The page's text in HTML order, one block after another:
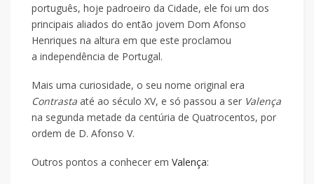
português, hoje padroeiro da Cidade, ele foi um dos
principais aliados do então jovem Dom Afonso
Henriques na altura em que este proclamou
a independência de Portugal.
Mais uma curiosidade, o seu nome original era
Contrasta até ao século XV, e só passou a ser Valença
na segunda metade da centúria de Quatrocentos, por
ordem de D. Afonso V.
Outros pontos a conhecer em Valença: